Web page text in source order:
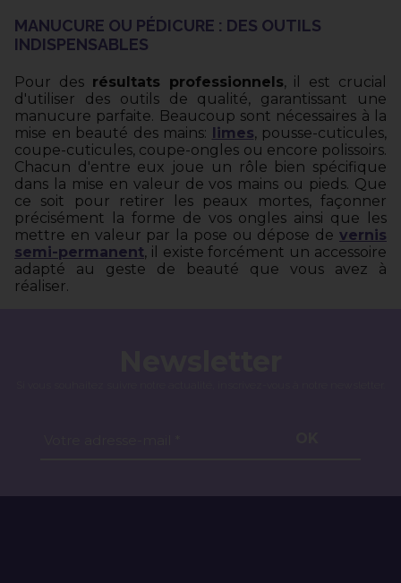
MANUCURE OU PÉDICURE : DES OUTILS
INDISPENSABLES
Pour des résultats professionnels, il est crucial
d'utiliser des outils de qualité, garantissant une
manucure parfaite. Beaucoup sont nécessaires à la
mise en beauté des mains: limes, pousse-cuticules,
coupe-cuticules, coupe-ongles ou encore polissoirs.
Chacun d'entre eux joue un rôle bien spécifique
dans la mise en valeur de vos mains ou pieds. Que
ce soit pour retirer les peaux mortes, façonner
précisément la forme de vos ongles ainsi que les
mettre en valeur par la pose ou dépose de vernis
semi-permanent, il existe forcément un accessoire
adapté au geste de beauté que vous avez à
réaliser.